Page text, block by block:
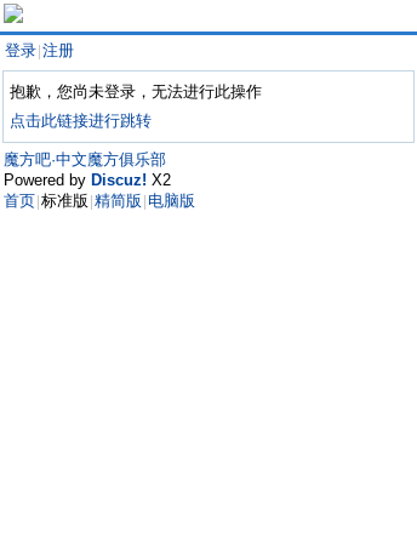
登录 注册
抱歉，您尚未登录，无法进行此操作
点击此链接进行跳转
魔方吧·中文魔方俱乐部
Powered by Discuz! X2
首页 标准版 精简版 电脑版